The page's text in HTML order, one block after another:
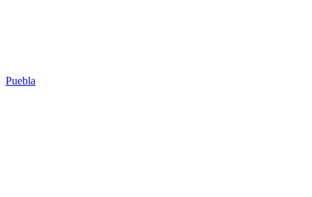
Puebla